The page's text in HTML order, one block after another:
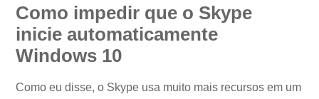
Como impedir que o Skype
inicie automaticamente
Windows 10
Como eu disse, o Skype usa muito mais recursos em um